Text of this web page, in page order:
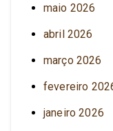
maio 2026
abril 2026
março 2026
fevereiro
janeiro 2026